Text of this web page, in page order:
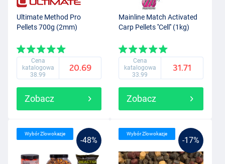
Ultimate Method Pro
Pellets 700g (2mm)
Cena
katalogowa
38.99
20.69
Zobacz
Mainline Match Activated
Carp Pellets ''Cell'' (1kg)
Cena
katalogowa
33.99
31.71
Zobacz
-48%
Wybór Zlowokazje
-17%
Wybór Zlowokazje